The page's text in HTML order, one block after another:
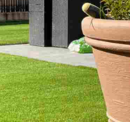
info@ambientpro.si +386 51 60 30 80